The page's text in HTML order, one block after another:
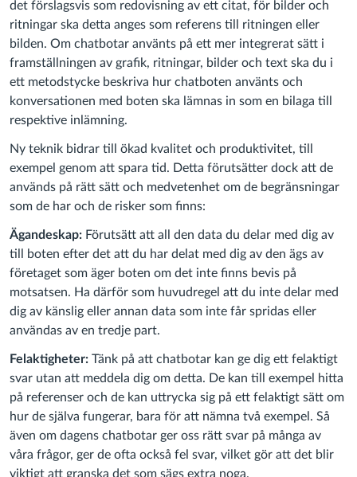
det förslagsvis som redovisning av ett citat, för bilder och
ritningar ska detta anges som referens till ritningen eller
bilden. Om chatbotar använts på ett mer integrerat sätt i
framställningen av grafik, ritningar, bilder och text ska du i
ett metodstycke beskriva hur chatboten använts och
konversationen med boten ska lämnas in som en bilaga till
respektive inlämning.
Ny teknik bidrar till ökad kvalitet och produktivitet, till
exempel genom att spara tid. Detta förutsätter dock att de
används på rätt sätt och medvetenhet om de begränsningar
som de har och de risker som finns:
Ägandeskap: Förutsätt att all den data du delar med dig av
till boten efter det att du har delat med dig av den ägs av
företaget som äger boten om det inte finns bevis på
motsatsen. Ha därför som huvudregel att du inte delar med
dig av känslig eller annan data som inte får spridas eller
användas av en tredje part.
Felaktigheter: Tänk på att chatbotar kan ge dig ett felaktigt
svar utan att meddela dig om detta. De kan till exempel hitta
på referenser och de kan uttrycka sig på ett felaktigt sätt om
hur de själva fungerar, bara för att nämna två exempel. Så
även om dagens chatbotar ger oss rätt svar på många av
våra frågor, ger de ofta också fel svar, vilket gör att det blir
viktigt att granska det som sägs extra noga.